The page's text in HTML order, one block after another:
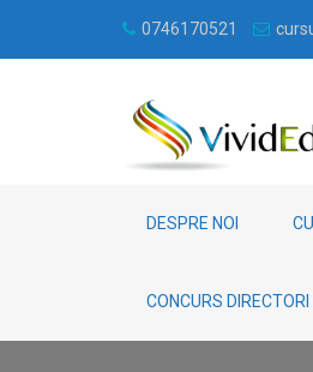
0746170521
DESPRE NOI
CONCURS